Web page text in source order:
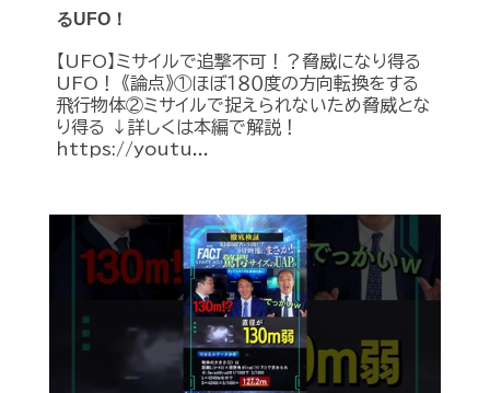
るUFO！
【UFO】ミサイルで追撃不可！？脅威になり得る
UFO！ 《論点》①ほぼ１８０度の方向転換をする
飛行物体②ミサイルで捉えられないため脅威とな
り得る ↓詳しくは本編で解説！
https://youtu...